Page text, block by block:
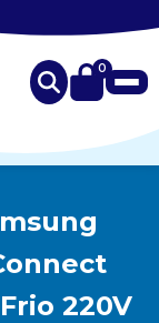
0
220V